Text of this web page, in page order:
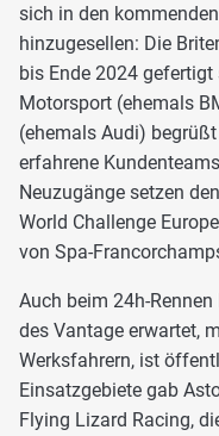
sich in den
hinzugesellen: Die
bis Ende 2024
Motorsport (ehemals
(ehemals Audi)
erfahrene
Neuzugänge setzen
World Challenge
von Spa-
Auch beim 24h-
des Vantage erwartet,
Werksfahrern, ist
Einsatzgebiete gab
Flying Lizard Racing,